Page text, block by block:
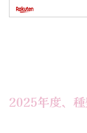
2025年度、